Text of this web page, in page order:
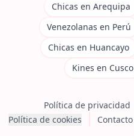
Chicas en Arequipa
Venezolanas en Perú
Chicas en Huancayo
Kines en Cusco
Política de privacidad
Política de cookies
Contacto